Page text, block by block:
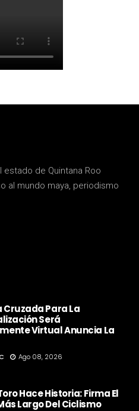
de Quintana Roo
al mundo maya, periodismo
Cruzada Para La
Será
Virtual Anuncia La
Ago 08, 2026
Hace Historia: Firma El
Largo Del Ciclismo